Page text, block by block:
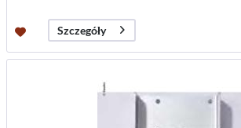
Szczegóły